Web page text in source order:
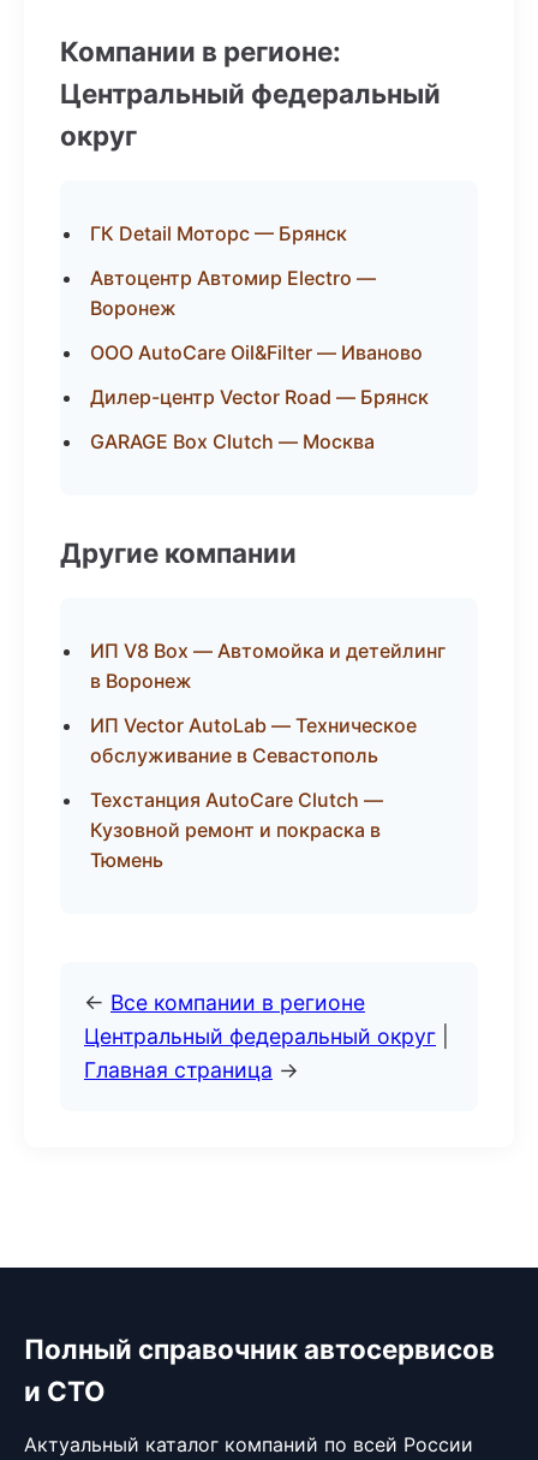
Компании в регионе:
Центральный федеральный
округ
ГК Detail Моторс — Брянск
Автоцентр Автомир Electro —
Воронеж
ООО AutoCare Oil&Filter — Иваново
Дилер-центр Vector Road — Брянск
GARAGE Box Clutch — Москва
Другие компании
ИП V8 Box — Автомойка и детейлинг
в Воронеж
ИП Vector AutoLab — Техническое
обслуживание в Севастополь
Техстанция AutoCare Clutch —
Кузовной ремонт и покраска в
Тюмень
← Все компании в регионе
Центральный федеральный округ
Главная страница →
Полный справочник автосервисов
и СТО
Актуальный каталог компаний по всей России